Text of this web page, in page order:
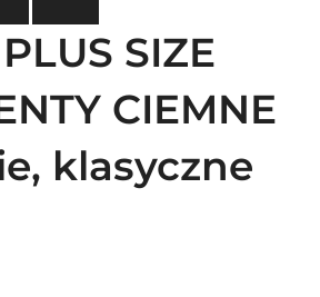
SIZE
CIEMNE
klasyczne